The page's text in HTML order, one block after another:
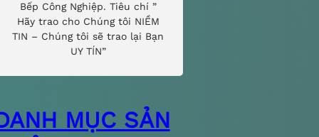
Bếp Công Nghiệp. Tiêu chí ”
Hãy trao cho Chúng tôi NIỀM
TIN – Chúng tôi sẽ trao lại Bạn
UY TÍN”
MỤC SẢN